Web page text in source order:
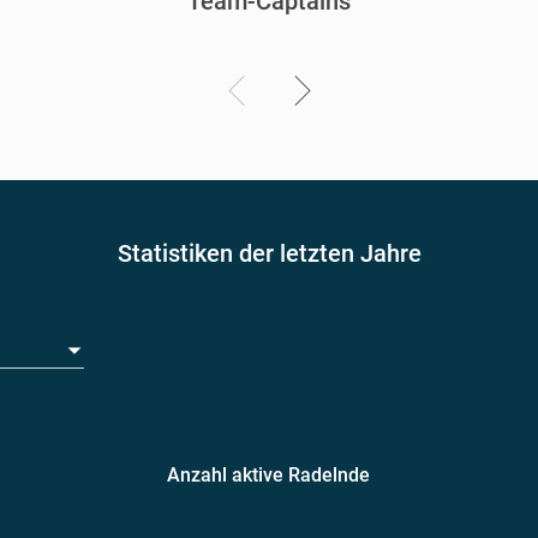
Statistiken der letzten Jahre
Anzahl aktive Radelnde